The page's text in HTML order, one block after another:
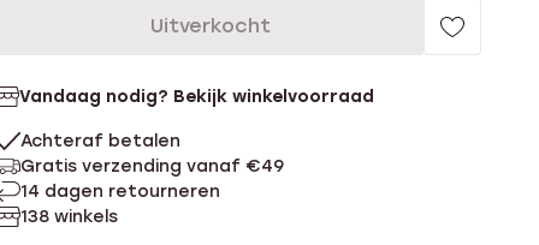
Uitverkocht
Vandaag nodig? Bekijk winkelvoorraad
Achteraf betalen
Gratis verzending vanaf €49
14 dagen retourneren
138 winkels